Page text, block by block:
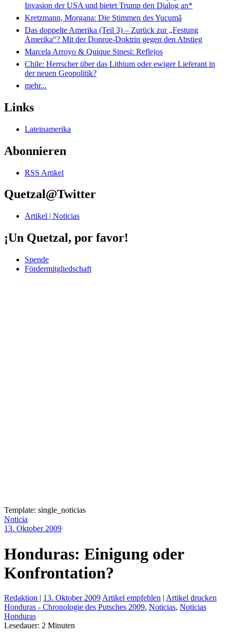
Invasion der USA und bietet Trump den Dialog an*
Kretzmann, Morgana: Die Stimmen des Yucumã
Das doppelte Amerika (Teil 3) – Zurück zur „Festung
Amerika“? Mit der Donroe-Doktrin gegen den Abstieg
Marcela Arroyo & Quique Sinesi: Reflejos
Chile: Herrscher über das Lithium oder ewiger Lieferant in
der neuen Geopolitik?
mehr...
Links
Lateinamerika
Abonnieren
RSS Artikel
Quetzal@Twitter
Artikel | Noticias
¡Un Quetzal, por favor!
Spende
Fördermitgliedschaft
Template: single_noticias
Noticia
13. Oktober 2009
Honduras: Einigung oder
Konfrontation?
Redaktion | 13. Oktober 2009 Artikel empfehlen | Artikel drucken
Honduras - Chronologie des Putsches 2009, Noticias, Noticias
Honduras
Lesedauer: 2 Minuten